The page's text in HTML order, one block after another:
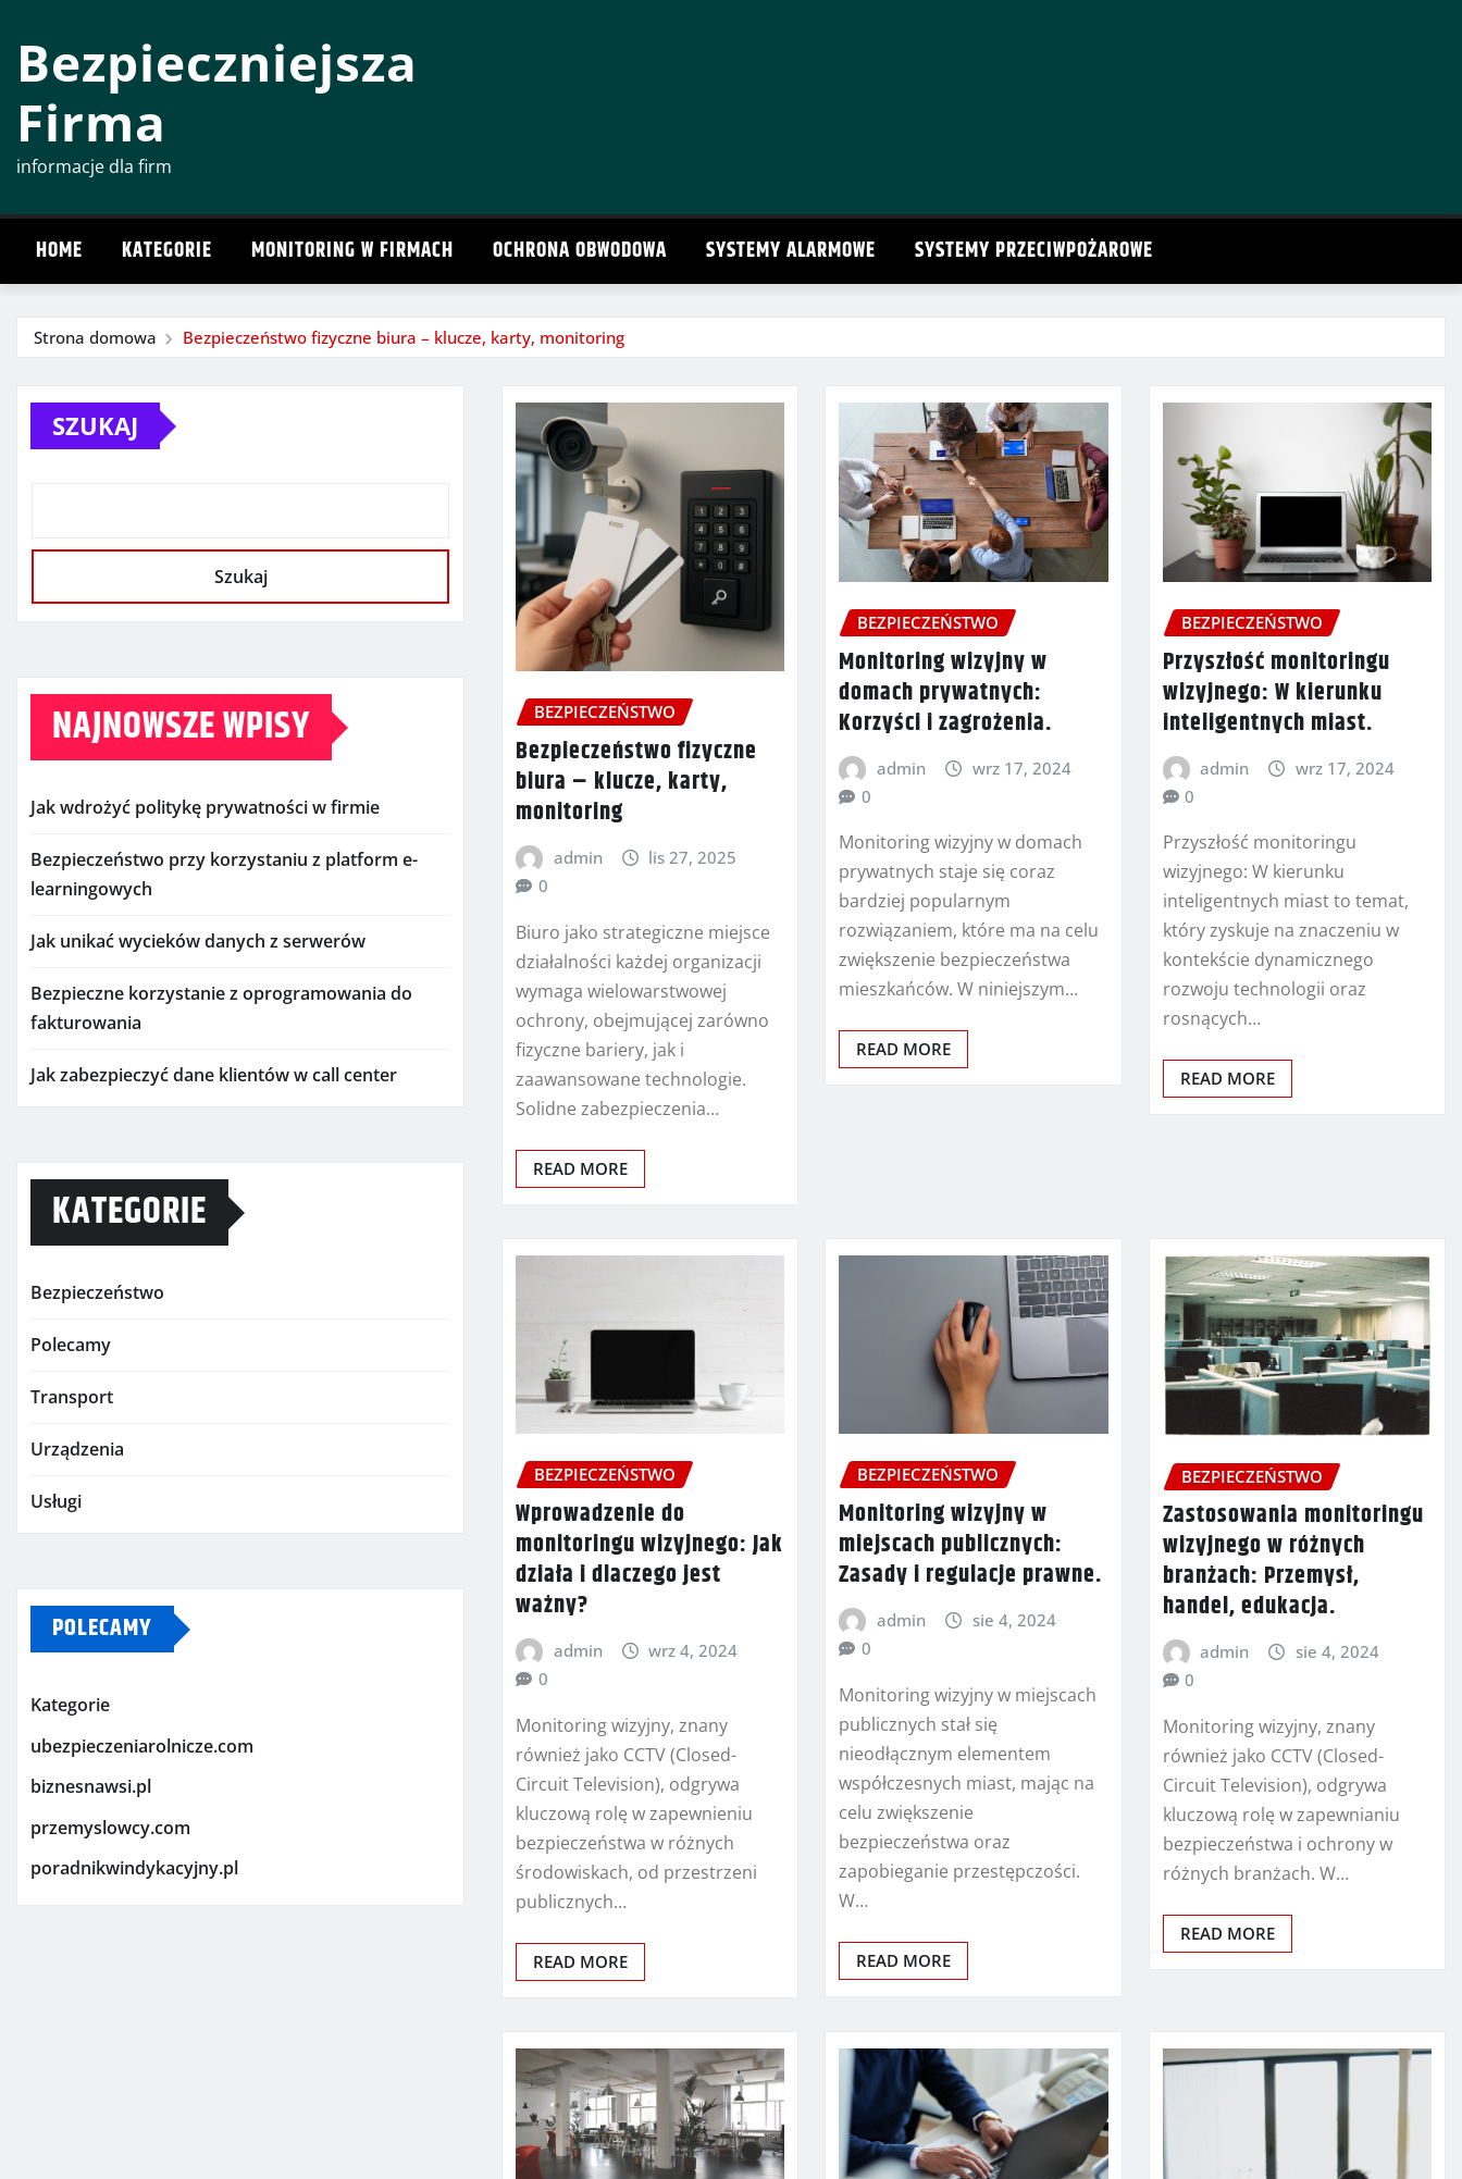
treściBezpieczniejsza
Firma
informacje dla firm
HOME KATEGORIE MONITORING W FIRMACH OCHRONA OBWODOWA SYSTEMY ALARMOWE SYSTEMY PRZECIWPOŻAROWE
Strona domowa Bezpieczeństwo fizyczne biura – klucze, karty, monitoring
SZUKAJ
Szukaj
NAJNOWSZE WPISY
Jak wdrożyć politykę prywatności w firmie
Bezpieczeństwo przy korzystaniu z platform e-
learningowych
Jak unikać wycieków danych z serwerów
Bezpieczne korzystanie z oprogramowania do
fakturowania
Jak zabezpieczyć dane klientów w call center
KATEGORIE
Bezpieczeństwo
Polecamy
Transport
Urządzenia
Usługi
POLECAMY
Kategorie
ubezpieczeniarolnicze.com
biznesnawsi.pl
przemyslowcy.com
poradnikwindykacyjny.pl
BEZPIECZEŃSTWO
Bezpieczeństwo fizyczne
biura – klucze, karty,
monitoring
admin
lis 27, 2025
0
Biuro jako strategiczne miejsce
działalności każdej organizacji
wymaga wielowarstwowej
ochrony, obejmującej zarówno
fizyczne bariery, jak i
zaawansowane technologie.
Solidne zabezpieczenia…
READ MORE
BEZPIECZEŃSTWO
Monitoring wizyjny w
domach prywatnych:
Korzyści i zagrożenia.
admin
wrz 17, 2024
0
Monitoring wizyjny w domach
prywatnych staje się coraz
bardziej popularnym
rozwiązaniem, które ma na celu
zwiększenie bezpieczeństwa
mieszkańców. W niniejszym…
READ MORE
BEZPIECZEŃSTWO
Przyszłość monitoringu
wizyjnego: W kierunku
inteligentnych miast.
admin
wrz 17, 2024
0
Przyszłość monitoringu
wizyjnego: W kierunku
inteligentnych miast to temat,
który zyskuje na znaczeniu w
kontekście dynamicznego
rozwoju technologii oraz
rosnących…
READ MORE
BEZPIECZEŃSTWO
Wprowadzenie do
monitoringu wizyjnego: Jak
działa i dlaczego jest
ważny?
admin
wrz 4, 2024
0
Monitoring wizyjny, znany
również jako CCTV (Closed-
Circuit Television), odgrywa
kluczową rolę w zapewnieniu
bezpieczeństwa w różnych
środowiskach, od przestrzeni
publicznych…
READ MORE
BEZPIECZEŃSTWO
Monitoring wizyjny w
miejscach publicznych:
Zasady i regulacje prawne.
admin
sie 4, 2024
0
Monitoring wizyjny w miejscach
publicznych stał się
nieodłącznym elementem
współczesnych miast, mając na
celu zwiększenie
bezpieczeństwa oraz
zapobieganie przestępczości.
W…
READ MORE
BEZPIECZEŃSTWO
Zastosowania monitoringu
wizyjnego w różnych
branżach: Przemysł,
handel, edukacja.
admin
sie 4, 2024
0
Monitoring wizyjny, znany
również jako CCTV (Closed-
Circuit Television), odgrywa
kluczową rolę w zapewnianiu
bezpieczeństwa i ochrony w
różnych branżach. W…
READ MORE